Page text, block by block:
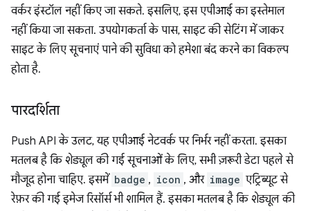
वर्कर इंस्टॉल नहीं किए जा सकते. इसलिए, इस एपीआई का इस्तेमाल
नहीं किया जा सकता. उपयोगकर्ता के पास, साइट की सेटिंग में जाकर
साइट के लिए सूचनाएं पाने की सुविधा को हमेशा बंद करने का विकल्प
होता है.
पारदर्शिता
Push API के उलट, यह एपीआई नेटवर्क पर निर्भर नहीं करता. इसका
मतलब है कि शेड्यूल की गई सूचनाओं के लिए, सभी ज़रूरी डेटा पहले से
मौजूद होना चाहिए. इसमें badge , icon , और image एट्रिब्यूट से
रेफ़र की गई इमेज रिसॉर्स भी शामिल हैं. इसका मतलब है कि शेड्यूल की